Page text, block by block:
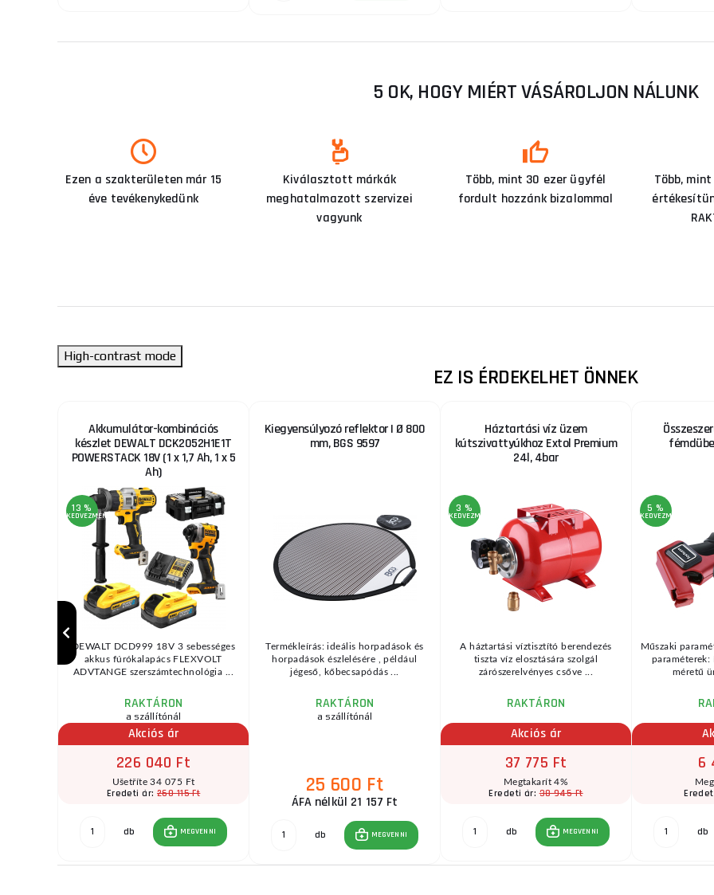
5 OK, HOGY MIÉRT VÁSÁROLJON NÁLUNK
Ezen a szakterületen már 15
éve tevékenykedünk
Kiválasztott márkák
meghatalmazott szervizei
vagyunk
Több, mint 30 ezer ügyfél
fordult hozzánk bizalommal
Több,
High-contrast mode
EZ IS ÉRDEKELHET ÖNNEK
Akkumulátor-kombinációs
készlet DEWALT DCK2052H1E1T
POWERSTACK 18V (1 x 1,7 Ah, 1 x 5
Ah)
13 %
KEDVEZMÉNY
DEWALT DCD999 18V 3 sebességes
akkus fúrókalapács FLEXVOLT
ADVTANGE szerszámtechnológia ...
RAKTÁRON
a szállítónál
Akciós ár
226 040 Ft
Ušetříte 34 075 Ft
Eredeti ár: 260 115 Ft
db MEGVENNI
Kiegyensúlyozó reflektor | Ø 800
mm, BGS 9597
Termékleírás: ideális horpadások és
horpadások észlelésére , például
jégeső, kőbecsapódás ...
RAKTÁRON
a szállítónál
25 600 Ft
ÁFA nélkül 21 157 Ft
db MEGVENNI
Háztartási víz üzem
kútszivattyúkhoz Extol Premium
24l, 4bar
3 %
KEDVEZMÉNY
A háztartási víztisztító berendezés
tiszta víz elosztására szolgál
zárószerelvényes csőve ...
RAKTÁRON
Akciós ár
37 775 Ft
Megtakarít 4%
Eredeti ár:38 945 Ft
db MEGVENNI
5 %
KEDVEZMÉNY
Műszaki
méretű
6
db